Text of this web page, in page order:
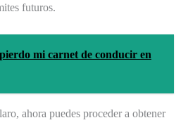
futuros.
mi carnet de conducir en
ahora puedes proceder a obtener